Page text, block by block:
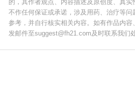
的，其作者观点、内容描述及原创度、真
不作任何保证或承诺，涉及用药、治疗等
参考，并自行核实相关内容。如有作品内
发邮件至suggest@fh21.com及时联系我们